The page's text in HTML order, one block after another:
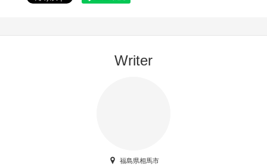
Writer
福島県相馬市